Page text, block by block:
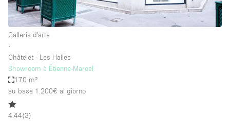
Galleria d'arte
∙
Châtelet - Les Halles
Showroom à Étienne-Marcel
170 m²
su base 1.200€ al giorno
4.44(3)